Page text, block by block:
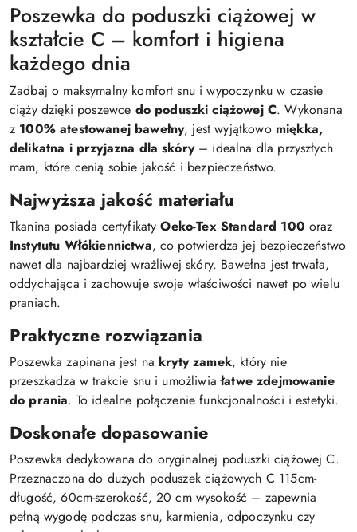
Poszewka do poduszki ciążowej w
kształcie C – komfort i higiena
każdego dnia
Zadbaj o maksymalny komfort snu i wypoczynku w czasie
ciąży dzięki poszewce do poduszki ciążowej C. Wykonana
z 100% atestowanej bawełny, jest wyjątkowo miękka,
delikatna i przyjazna dla skóry– idealna dla przyszłych
mam, które cenią sobie jakość i bezpieczeństwo.
Najwyższa jakość materiału
Tkanina posiada certyfikatyOeko-Tex Standard 100 oraz
Instytutu Włókiennictwa, co potwierdza jej bezpieczeństwo
nawet dla najbardziej wrażliwej skóry. Bawełna jest trwała,
oddychająca i zachowuje swoje właściwości nawet po wielu
praniach.
Praktyczne rozwiązania
Poszewka zapinana jest na kryty zamek, który nie
przeszkadza w trakcie snu i umożliwiałatwe zdejmowanie
do prania. To idealne połączenie funkcjonalności i estetyki.
Doskonałe dopasowanie
Poszewka dedykowana do oryginalnej poduszki ciążowej C.
Przeznaczona do dużych poduszek ciążowych C 115cm-
długość, 60cm-szerokość, 20 cm wysokość – zapewnia
pełną wygodę podczas snu, karmienia, odpoczynku czy